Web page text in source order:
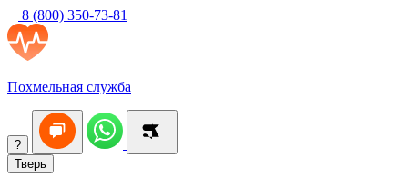
8 (800) 350-73-81
Похмельная служба
?
Тверь